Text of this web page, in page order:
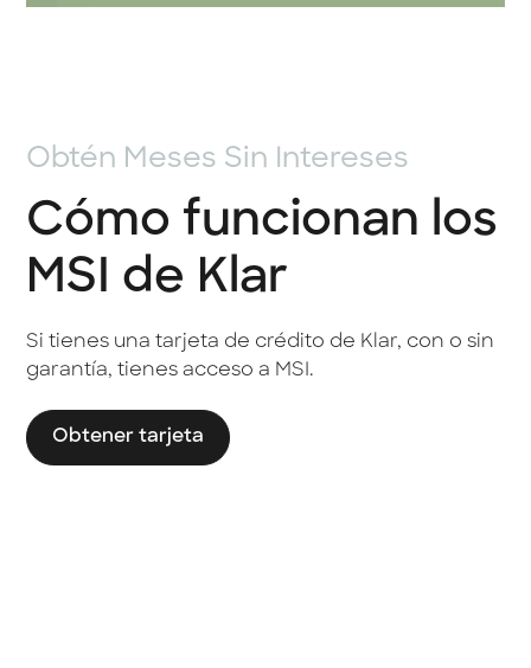
Obtén Meses Sin Intereses
Cómo funcionan los
MSI de Klar
Si tienes una tarjeta de crédito de Klar, con o sin
garantía, tienes acceso a MSI.
Obtener tarjeta